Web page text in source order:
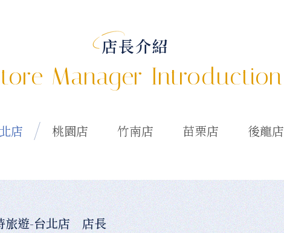
店長介紹
Manager Introduction
店 桃園店 竹南店 苗栗店 後龍店
旅遊-台北店 店長